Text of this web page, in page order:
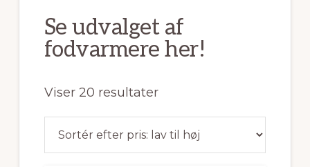
Se udvalget af
fodvarmere her!
Viser 20 resultaterSorteret
efter
pris: